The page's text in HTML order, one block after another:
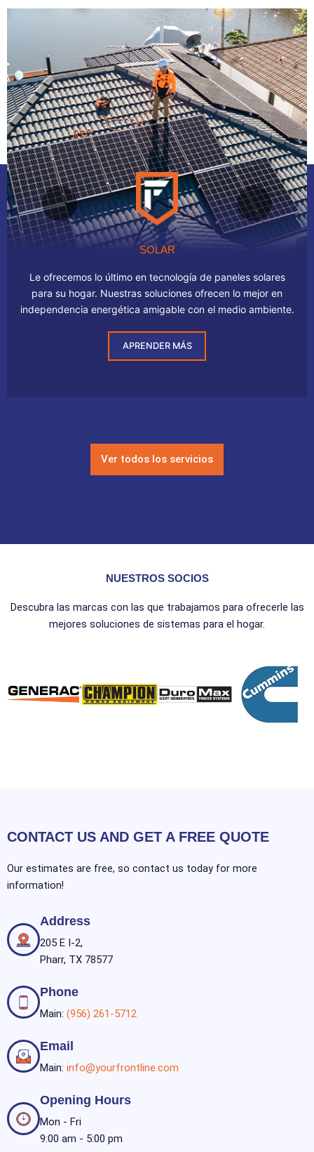
SOLAR
Le ofrecemos lo último en tecnología de paneles solares
para su hogar. Nuestras soluciones ofrecen lo mejor en
independencia energética amigable con el medio ambiente.
APRENDER MÁS
Ver todos los servicios
NUESTROS SOCIOS
Descubra las marcas con las que trabajamos para ofrecerle las
mejores soluciones de sistemas para el hogar.
CONTACT US AND GET A FREE QUOTE
Our estimates are free, so contact us today for more
information!
Address
205 E I-2,
Pharr, TX 78577
Phone
Main: (956) 261-5712
Email
Main: info@yourfrontline.com
Opening Hours
Mon - Fri
9:00 am - 5:00 pm